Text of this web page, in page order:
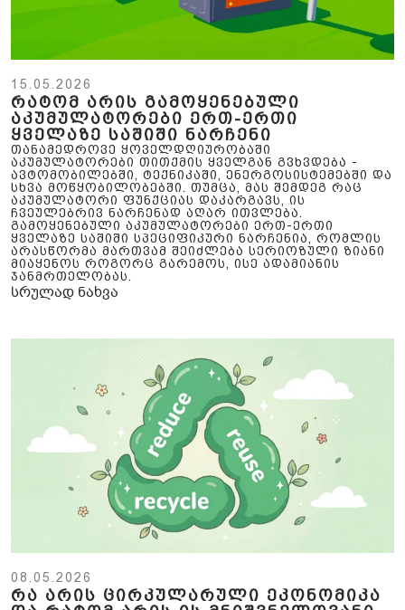
15.05.2026
რატომ არის გამოყენებული
აკუმულატორები ერთ-ერთი
ყველაზე საშიში ნარჩენი
თანამედროვე ყოველდღიურობაში
აკუმულატორები თითქმის ყველგან გვხვდება -
ავტომობილებში, ტექნიკაში, ენერგოსისტემებში და
სხვა მოწყობილობებში. თუმცა, მას შემდეგ რაც
აკუმულატორი ფუნქციას დაკარგავს, ის
ჩვეულებრივ ნარჩენად აღარ ითვლება.
გამოყენებული აკუმულატორები ერთ-ერთი
ყველაზე საშიში სპეციფიკური ნარჩენია, რომლის
არასწორმა მართვამ შეიძლება სერიოზული ზიანი
მიაყენოს როგორც გარემოს, ისე ადამიანის
ჯანმრთელობას.
სრულად ნახვა
08.05.2026
რა არის ცირკულარული ეკონომიკა